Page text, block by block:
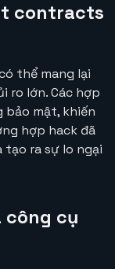
contracts
thể mang lại
ro lớn. Các hợp
mật, khiến
hợp hack đã
tạo ra sự lo ngại
cụ